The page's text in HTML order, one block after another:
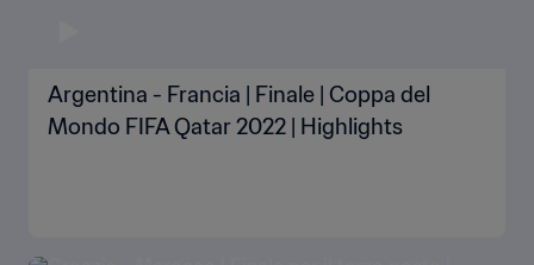
Argentina - Francia | Finale | Coppa del
Mondo FIFA Qatar 2022 | Highlights